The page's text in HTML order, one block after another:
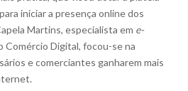
iniciar a presença online dos
Martins, especialista em e-
Comércio Digital, focou-se na
e comerciantes ganharem mais